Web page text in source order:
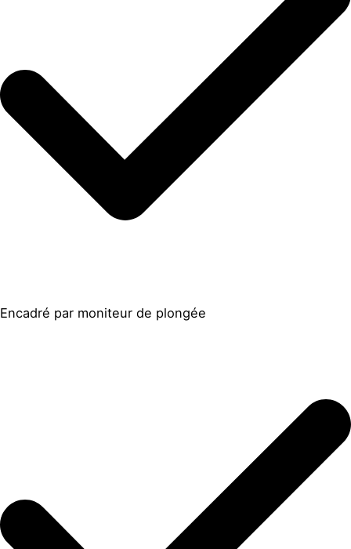
Encadré par moniteur de plongée